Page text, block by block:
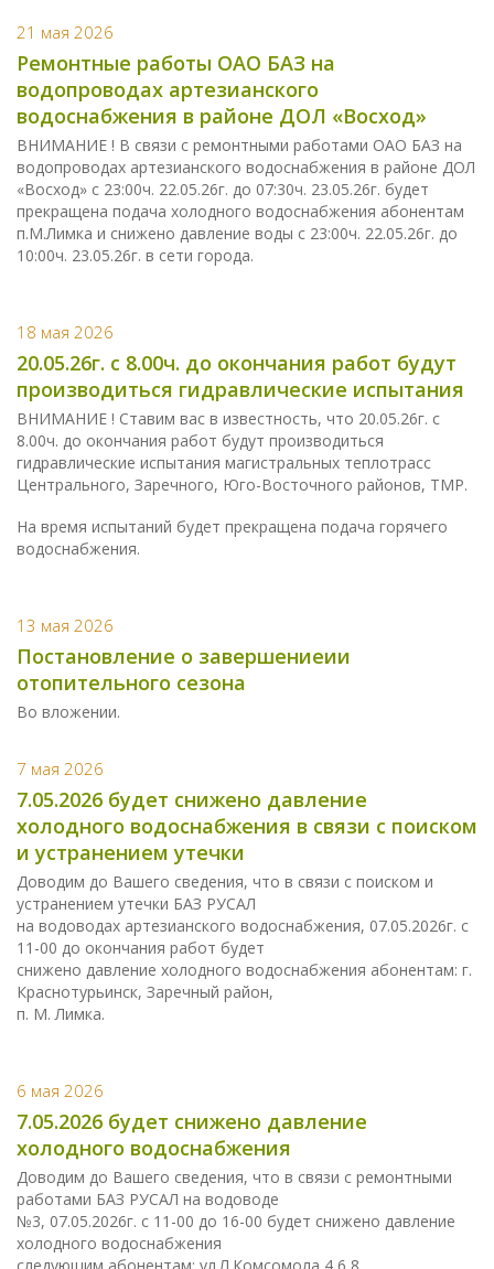
21 мая 2026
Ремонтные работы ОАО БАЗ на
водопроводах артезианского
водоснабжения в районе ДОЛ «Восход»
ВНИМАНИЕ ! В связи с ремонтными работами ОАО БАЗ на
водопроводах артезианского водоснабжения в районе ДОЛ
«Восход» с 23:00ч. 22.05.26г. до 07:30ч. 23.05.26г. будет
прекращена подача холодного водоснабжения абонентам
п.М.Лимка и снижено давление воды с 23:00ч. 22.05.26г. до
10:00ч. 23.05.26г. в сети города.
18 мая 2026
20.05.26г. с 8.00ч. до окончания работ будут
производиться гидравлические испытания
ВНИМАНИЕ ! Ставим вас в известность, что 20.05.26г. с
8.00ч. до окончания работ будут производиться
гидравлические испытания магистральных теплотрасс
Центрального, Заречного, Юго-Восточного районов, ТМР.
На время испытаний будет прекращена подача горячего
водоснабжения.
13 мая 2026
Постановление о завершениеии
отопительного сезона
Во вложении.
7 мая 2026
7.05.2026 будет снижено давление
холодного водоснабжения в связи с поиском
и устранением утечки
Доводим до Вашего сведения, что в связи с поиском и
устранением утечки БАЗ РУСАЛ
на водоводах артезианского водоснабжения, 07.05.2026г. с
11-00 до окончания работ будет
снижено давление холодного водоснабжения абонентам: г.
Краснотурьинск, Заречный район,
п. М. Лимка.
6 мая 2026
7.05.2026 будет снижено давление
холодного водоснабжения
Доводим до Вашего сведения, что в связи с ремонтными
работами БАЗ РУСАЛ на водоводе
№3, 07.05.2026г. с 11-00 до 16-00 будет снижено давление
холодного водоснабжения